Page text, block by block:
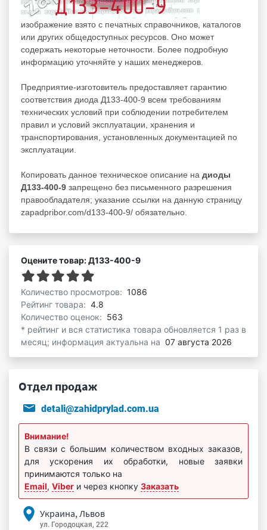
изображение взято с печатных справочников, каталогов
или других общедоступных ресурсов. Оно может
содержать некоторые неточности. Более подробную
информацию уточняйте у наших менеджеров.
Предприятие-изготовитель предоставляет гарантию
соответствия диода Д133-400-9 всем требованиям
технических условий при соблюдении потребителем
правил и условий эксплуатации, хранения и
транспортирования, установленных документацией по
эксплуатации.
Копировать данное техническое описание на диоды
Д133-400-9 запрещено без письменного разрешения
правообладателя; указание ссылки на данную страницу
zapadpribor.com/d133-400-9/ обязательно.
Оцените товар: Д133-400-9
Количество просмотров: 1086
Рейтинг товара: 4.8
Количество оценок: 563
* рейтинг и вся статистика товара обновляется 1 раз в
месяц; информация актуальна на 07 августа 2026
Отдел продаж
detali@zahidprylad.com.ua
Внимание!
В связи с большим количеством входных заказов,
для ускорения их обработки, новые заявки
принимаются только на
Email, Viber и через кнопку Заказать
Украина, Львов
ул. Городоцкая, 222